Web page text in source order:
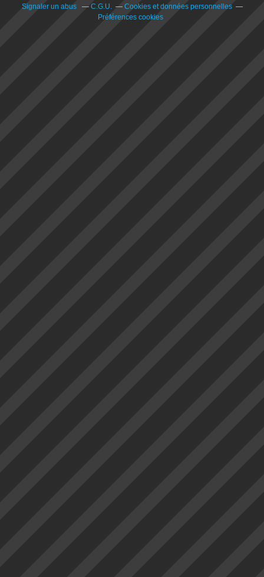
Signaler un abus C.G.U.
Cookies et données personnelles
Préférences cookies